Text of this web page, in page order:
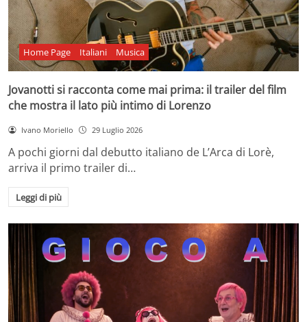
Home Page Italiani Musica
Jovanotti si racconta come mai prima: il trailer del film
che mostra il lato più intimo di Lorenzo
Ivano Moriello 29 Luglio 2026
A pochi giorni dal debutto italiano de L’Arca di Lorè,
arriva il primo trailer di…
Leggi di più